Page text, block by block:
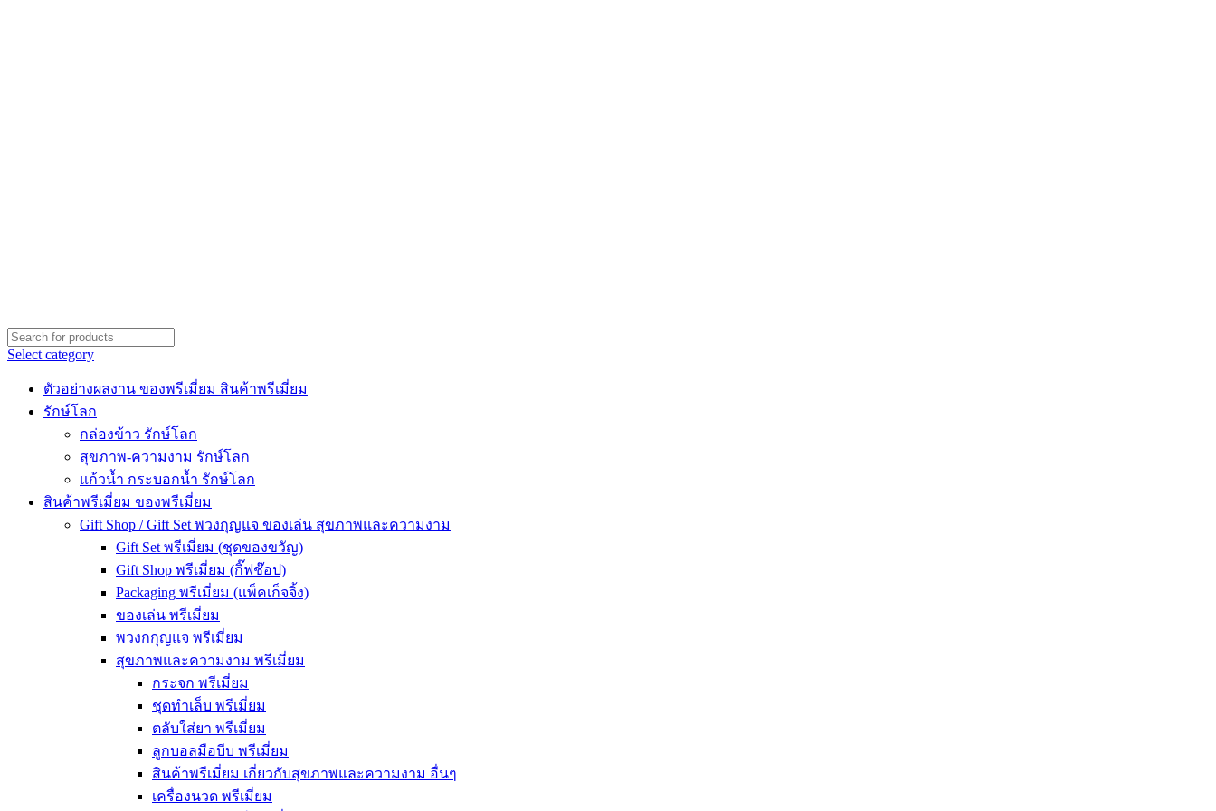
Select category
ตัวอย่างผลงาน ของพรีเมี่ยม สินค้าพรีเมี่ยม
รักษ์โลก
กล่องข้าว รักษ์โลก
สุขภาพ-ความงาม รักษ์โลก
แก้วน้ำ กระบอกน้ำ รักษ์โลก
สินค้าพรีเมี่ยม ของพรีเมี่ยม
Gift Shop / Gift Set พวงกุญแจ ของเล่น สุขภาพและความงาม
Gift Set พรีเมี่ยม (ชุดของขวัญ)
Gift Shop พรีเมี่ยม (กิ๊ฟช๊อป)
Packaging พรีเมี่ยม (แพ็คเก็จจิ้ง)
ของเล่น พรีเมี่ยม
พวงกกุญแจ พรีเมี่ยม
สุขภาพและความงาม พรีเมี่ยม
กระจก พรีเมี่ยม
ชุดทำเล็บ พรีเมี่ยม
ตลับใส่ยา พรีเมี่ยม
ลูกบอลมือบีบ พรีเมี่ยม
สินค้าพรีเมี่ยม เกี่ยวกับสุขภาพและความงาม อื่นๆ
เครื่องนวด พรีเมี่ยม